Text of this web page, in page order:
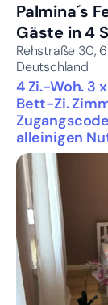
Palmina´s
Gäste in 4
Rehstraße 30,
Deutschland
4 Zi.-Woh. 3
Bett-Zi.
alleinigen